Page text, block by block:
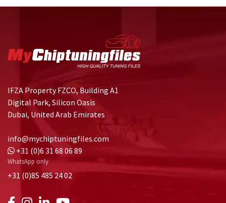
IFZA Property FZCO, Building A1
Digital Park, Silicon Oasis
Dubai, United Arab Emirates
info@mychiptuningfiles.com
+31 (0)6 31 68 06 89
WhatsApp only
+31 (0)85 485 24 02